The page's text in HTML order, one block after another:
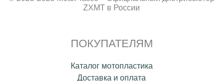
ZXMT в России
ПОКУПАТЕЛЯМ
Каталог мотопластика
Доставка и оплата